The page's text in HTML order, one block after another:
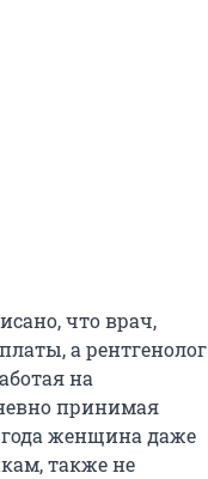
что врач,
а рентгенолог
на
принимая
года женщина даже
также не